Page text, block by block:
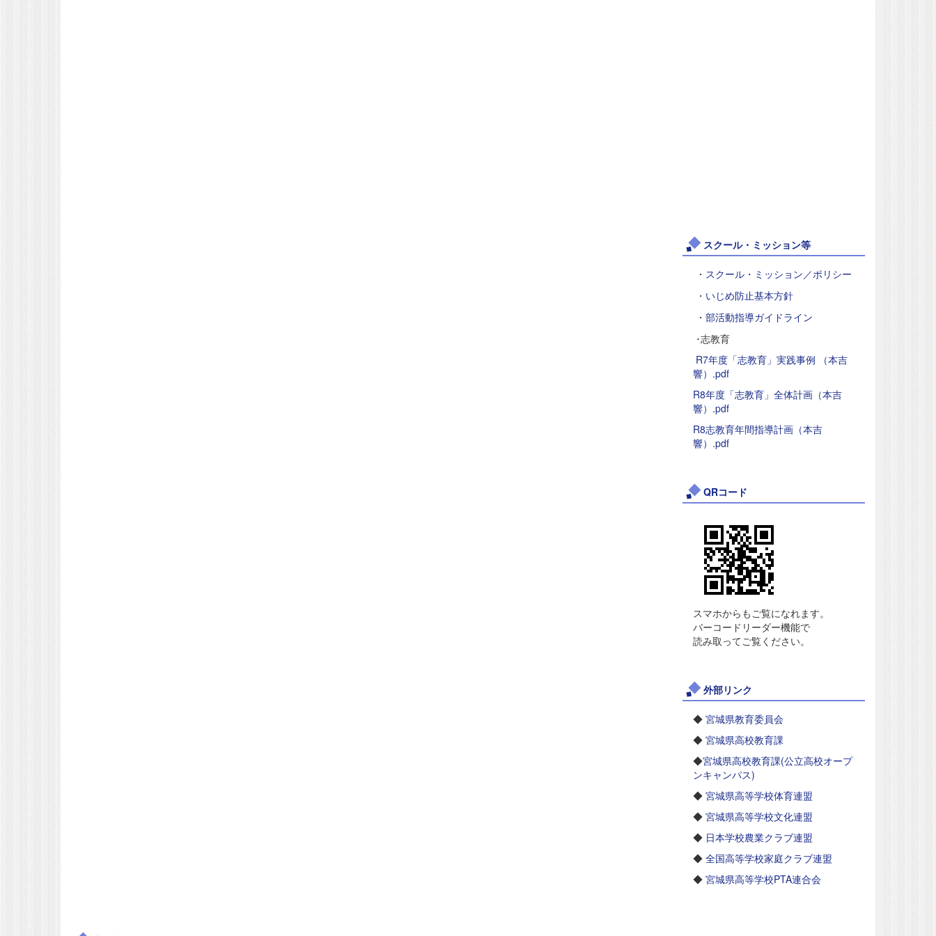
スクール・ミッション等
・ スクール・ミッション／ポリシー
・ いじめ防止基本方針
・ 部活動指導ガイドライン
･志教育
R7年度「志教育」実践事例 （本吉
響）.pdf
R8年度「志教育」全体計画（本吉
響）.pdf
R8志教育年間指導計画（本吉
響）.pdf
QRコード
スマホからもご覧になれます。
バーコードリーダー機能で
読み取ってご覧ください。
外部リンク
◆ 宮城県教育委員会
◆ 宮城県高校教育課
◆宮城県高校教育課(公立高校オープ
ンキャンパス)
◆ 宮城県高等学校体育連盟
◆ 宮城県高等学校文化連盟
◆ 日本学校農業クラブ連盟
◆ 全国高等学校家庭クラブ連盟
◆ 宮城県高等学校PTA連合会